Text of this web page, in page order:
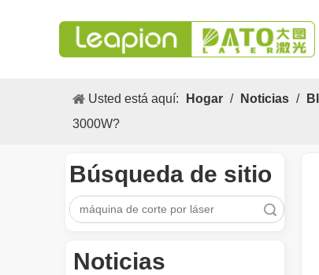
Usted está aquí: Hogar / Noticias /
3000W?
Búsqueda de sitio
Búsqueda
Noticias